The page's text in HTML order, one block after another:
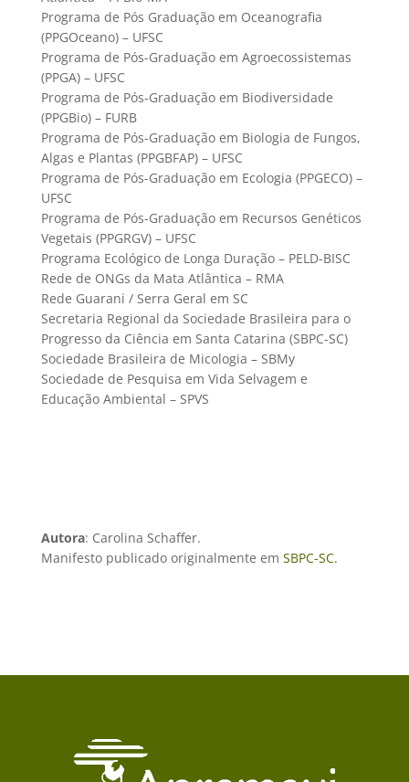
Programa de Pós Graduação em Oceanografia
(PPGOceano) – UFSC
Programa de Pós-Graduação em Agroecossistemas
(PPGA) – UFSC
Programa de Pós-Graduação em Biodiversidade
(PPGBio) – FURB
Programa de Pós-Graduação em Biologia de Fungos,
Algas e Plantas (PPGBFAP) – UFSC
Programa de Pós-Graduação em Ecologia (PPGECO) –
UFSC
Programa de Pós-Graduação em Recursos Genéticos
Vegetais (PPGRGV) – UFSC
Programa Ecológico de Longa Duração – PELD-BISC
Rede de ONGs da Mata Atlântica – RMA
Rede Guarani / Serra Geral em SC
Secretaria Regional da Sociedade Brasileira para o
Progresso da Ciência em Santa Catarina (SBPC-SC)
Sociedade Brasileira de Micologia – SBMy
Sociedade de Pesquisa em Vida Selvagem e
Educação Ambiental – SPVS
Autora: Carolina Schaffer.
Manifesto publicado originalmente em SBPC-SC.